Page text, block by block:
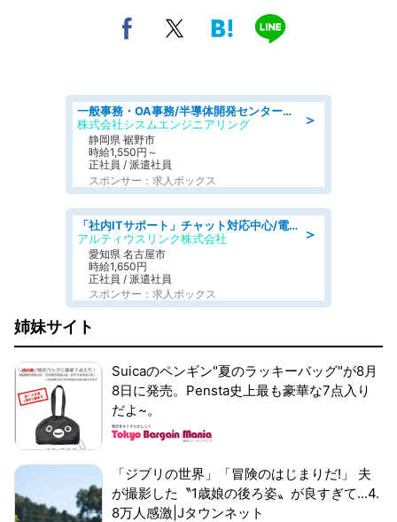
＞
一般事務・OA事務/半導体開発センター内で事務&軽作業スタッフ、募集
株式会社シスムエンジニアリング
静岡県 裾野市
時給1,550円～
正社員 / 派遣社員
スポンサー：求人ボックス
＞
「社内ITサポート」チャット対応中心/電話少なめ/土日祝休/名古屋市港区
アルティウスリンク株式会社
愛知県 名古屋市
時給1,650円
正社員 / 派遣社員
スポンサー：求人ボックス
姉妹サイト
Suicaのペンギン"夏のラッキーバッグ"が8月
8日に発売。Pensta史上最も豪華な7点入り
だよ~。
「ジブリの世界」「冒険のはじまりだ!」 夫
が撮影した〝1歳娘の後ろ姿〟が良すぎて...4.
8万人感激|Jタウンネット